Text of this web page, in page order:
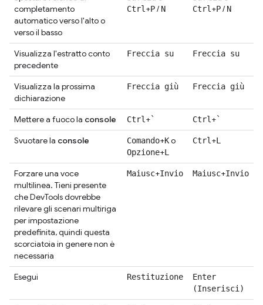
completamento
automatico verso l'alto o
verso il basso
Ctrl +P/ N Ctrl +P/ N
Visualizza l'estratto conto
precedente
Freccia su Freccia su
Visualizza la prossima
dichiarazione
Freccia giù Freccia giù
Mettere a fuoco la console Ctrl +` Ctrl +`
Svuotare la console Comando+Ko
Opzione+L
Ctrl +L
Forzare una voce
multilinea. Tieni presente
che DevTools dovrebbe
rilevare gli scenari multiriga
per impostazione
predefinita, quindi questa
scorciatoia in genere non è
necessaria
Maiusc+Invio Maiusc+Invio
Esegui Restituzione
Enter
(Inserisci)